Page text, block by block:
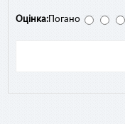
Оцінка:Погано